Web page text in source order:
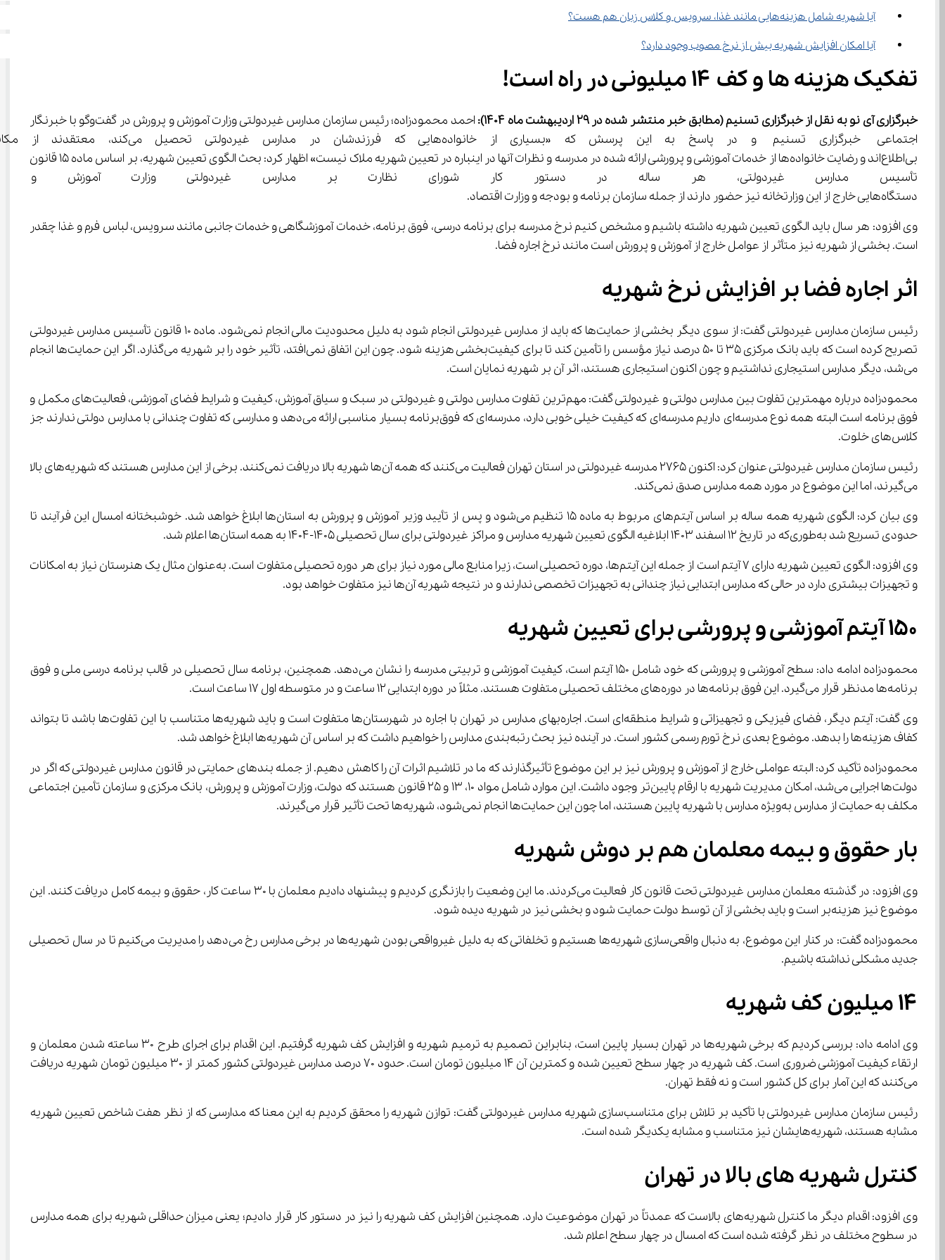
آیا شهریه شامل هزینه‌هایی مانند غذا، سرویس و کلاس زبان هم هست؟
آیا امکان افزایش شهریه بیش از نرخ مصوب وجود دارد؟
تفکیک هزینه ها و کف ۱۴ میلیونی در راه است!
خبرگزاری آی نو به نقل از خبرگزاری تسنیم(مطابق خبر منتشر شده در 29 اردیبهشت ماه 1404):
احمد محمودزاده؛ رئیس سازمان مدارس غیردولتی وزارت آموزش و پرورش در گفت‌وگو با خبرنگار
اجتماعی خبرگزاری تسنیم و در پاسخ به این پرسش که
بی‌اطلاع‌اند و رضایت خانواده‌ها از خدمات آموزشی و پرورشی ارائه شده در مدرسه و نظرات آنها در اینباره در تعیین شهریه ملاک نیست» اظهار کرد: بحث الگوی تعیین شهریه، بر اساس ماده 15 قانون
تأسیس مدارس غیردولتی، هر ساله در دستور کار شورای نظارت بر مدارس غیردولتی وزارت آموزش و
دستگاه‌هایی خارج از این وزارتخانه نیز حضور دارند از جمله سازمان برنامه و بودجه و وزارت اقتصاد.
وی افزود: هر سال باید الگوی تعیین شهریه داشته باشیم و مشخص کنیم نرخ مدرسه برای برنامه درسی، فوق برنامه، خدمات آموزشگاهی و خدمات جانبی مانند سرویس، لباس فرم و غذا چقدر
است. بخشی از شهریه نیز متأثر از عوامل خارج از آموزش و پرورش است مانند نرخ اجاره فضا.
اثر اجاره فضا بر افزایش نرخ شهریه
رئیس سازمان مدارس غیردولتی گفت: از سوی دیگر بخشی از حمایت‌ها که باید از مدارس غیردولتی انجام شود به دلیل محدودیت مالی انجام نمی‌شود. ماده 10 قانون تأسیس مدارس غیردولتی
تصریح کرده است که باید بانک مرکزی 35 تا 50 درصد نیاز مؤسس را تأمین کند تا برای کیفیت‌بخشی هزینه شود. چون این اتفاق نمی‌افتد، تأثیر خود را بر شهریه می‌گذارد. اگر این حمایت‌ها انجام
می‌شد، دیگر مدارس استیجاری نداشتیم و چون اکنون استیجاری هستند، اثر آن بر شهریه نمایان است.
محمودزاده درباره مهمترین تفاوت بین مدارس دولتی و غیردولتی گفت: مهم‌ترین تفاوت مدارس دولتی و غیردولتی در سبک و سیاق آموزش، کیفیت و شرایط فضای آموزشی، فعالیت‌های مکمل و
فوق برنامه است البته همه نوع مدرسه‌ای داریم مدرسه‌ای که کیفیت خیلی خوبی دارد، مدرسه‌ای که فوق‌برنامه بسیار مناسبی ارائه می‌دهد و مدارسی که تفاوت چندانی با مدارس دولتی ندارند جز
کلاس‌های خلوت.
رئیس سازمان مدارس غیردولتی عنوان کرد: اکنون 2765 مدرسه غیردولتی در استان تهران فعالیت می‌کنند که همه آن‌ها شهریه بالا دریافت نمی‌کنند. برخی از این مدارس هستند که شهریه‌های بالا
می‌گیرند، اما این موضوع در مورد همه مدارس صدق نمی‌کند.
وی بیان کرد: الگوی شهریه همه ساله بر اساس آیتم‌های مربوط به ماده 15 تنظیم می‌شود و پس از تأیید وزیر آموزش و پرورش به استان‌ها ابلاغ خواهد شد. خوشبختانه امسال این فرآیند تا
حدودی تسریع شد به‌طوری‌که در تاریخ 12 اسفند 1403 ابلاغیه الگوی تعیین شهریه مدارس و مراکز غیردولتی برای سال تحصیلی 1405-1404 به همه استان‌ها اعلام شد.
وی افزود: الگوی تعیین شهریه دارای 7 آیتم است از جمله این آیتم‌ها، دوره تحصیلی است، زیرا منابع مالی مورد نیاز برای هر دوره تحصیلی متفاوت است. به‌عنوان مثال یک هنرستان نیاز به امکانات
و تجهیزات بیشتری دارد در حالی که مدارس ابتدایی نیاز چندانی به تجهیزات تخصصی ندارند و در نتیجه شهریه آن‌ها نیز متفاوت خواهد بود.
150 آیتم آموزشی و پرورشی برای تعیین شهریه
محمودزاده ادامه داد: سطح آموزشی و پرورشی که خود شامل 150 آیتم است، کیفیت آموزشی و تربیتی مدرسه را نشان می‌دهد. همچنین، برنامه سال تحصیلی در قالب برنامه درسی ملی و فوق
برنامه‌ها مدنظر قرار می‌گیرد. این فوق برنامه‌ها در دوره‌های مختلف تحصیلی متفاوت هستند. مثلاً در دوره ابتدایی 12 ساعت و در متوسطه اول 17 ساعت است.
وی گفت: آیتم دیگر، فضای فیزیکی و تجهیزاتی و شرایط منطقه‌ای است. اجاره‌بهای مدارس در تهران با اجاره در شهرستان‌ها متفاوت است و باید شهریه‌ها متناسب با این تفاوت‌ها باشد تا بتواند
کفاف هزینه‌ها را بدهد. موضوع بعدی نرخ تورم رسمی کشور است. در آینده نیز بحث رتبه‌بندی مدارس را خواهیم داشت که بر اساس آن شهریه‌ها ابلاغ خواهد شد.
محمودزاده تأکید کرد: البته عواملی خارج از آموزش و پرورش نیز بر این موضوع تأثیرگذارند که ما در تلاشیم اثرات آن را کاهش دهیم. از جمله بندهای حمایتی در قانون مدارس غیردولتی که اگر در
دولت‌ها اجرایی می‌شد، امکان مدیریت شهریه با ارقام پایین‌تر وجود داشت. این موارد شامل مواد 10، 13 و 25 قانون هستند که دولت، وزارت آموزش و پرورش، بانک مرکزی و سازمان تأمین اجتماعی
مکلف به حمایت از مدارس به‌ویژه مدارس با شهریه پایین هستند، اما چون این حمایت‌ها انجام نمی‌شود، شهریه‌ها تحت تأثیر قرار می‌گیرند.
بار حقوق و بیمه معلمان هم بر دوش شهریه
وی افزود: در گذشته معلمان مدارس غیردولتی تحت قانون کار فعالیت می‌کردند. ما این وضعیت را بازنگری کردیم و پیشنهاد دادیم معلمان با 30 ساعت کار، حقوق و بیمه کامل دریافت کنند. این
موضوع نیز هزینه‌بر است و باید بخشی از آن توسط دولت حمایت شود و بخشی نیز در شهریه دیده شود.
محمودزاده گفت: در کنار این موضوع، به دنبال واقعی‌سازی شهریه‌ها هستیم و تخلفاتی که به دلیل غیرواقعی بودن شهریه‌ها در برخی مدارس رخ می‌دهد را مدیریت می‌کنیم تا در سال تحصیلی
جدید مشکلی نداشته باشیم.
14 میلیون کف شهریه
وی ادامه داد: بررسی کردیم که برخی شهریه‌ها در تهران بسیار پایین است، بنابراین تصمیم به ترمیم شهریه و افزایش کف شهریه گرفتیم. این اقدام برای اجرای طرح 30 ساعته شدن معلمان و
ارتقاء کیفیت آموزشی ضروری است. کف شهریه در چهار سطح تعیین شده و کمترین آن 14 میلیون تومان است. حدود 70 درصد مدارس غیردولتی کشور کمتر از 30 میلیون تومان شهریه دریافت
می‌کنند که این آمار برای کل کشور است و نه فقط تهران.
رئیس سازمان مدارس غیردولتی با تأکید بر تلاش برای متناسب‌سازی شهریه مدارس غیردولتی گفت: توازن شهریه را محقق کردیم به این معنا که مدارسی که از نظر هفت شاخص تعیین شهریه
مشابه هستند، شهریه‌هایشان نیز متناسب و مشابه یکدیگر شده است.
کنترل شهریه های بالا در تهران
وی افزود: اقدام دیگر ما کنترل شهریه‌های بالاست که عمدتاً در تهران موضوعیت دارد. همچنین افزایش کف شهریه را نیز در دستور کار قرار دادیم؛ یعنی میزان حداقلی شهریه برای همه مدارس
در سطوح مختلف در نظر گرفته شده است که امسال در چهار سطح اعلام شد.